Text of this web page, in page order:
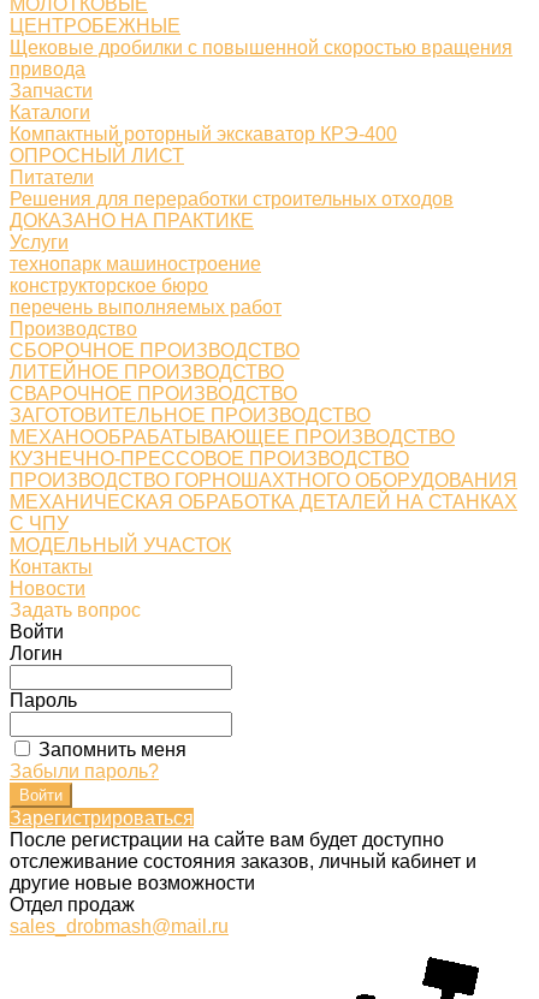
МОЛОТКОВЫЕ
ЦЕНТРОБЕЖНЫЕ
Щековые дробилки с повышенной скоростью вращения
привода
Запчасти
Каталоги
Компактный роторный экскаватор КРЭ-400
ОПРОСНЫЙ ЛИСТ
Питатели
Решения для переработки строительных отходов
ДОКАЗАНО НА ПРАКТИКЕ
Услуги
технопарк машиностроение
конструкторское бюро
перечень выполняемых работ
Производство
СБОРОЧНОЕ ПРОИЗВОДСТВО
ЛИТЕЙНОЕ ПРОИЗВОДСТВО
СВАРОЧНОЕ ПРОИЗВОДСТВО
ЗАГОТОВИТЕЛЬНОЕ ПРОИЗВОДСТВО
МЕХАНООБРАБАТЫВАЮЩЕЕ ПРОИЗВОДСТВО
КУЗНЕЧНО-ПРЕССОВОЕ ПРОИЗВОДСТВО
ПРОИЗВОДСТВО ГОРНОШАХТНОГО ОБОРУДОВАНИЯ
МЕХАНИЧЕСКАЯ ОБРАБОТКА ДЕТАЛЕЙ НА СТАНКАХ
С ЧПУ
МОДЕЛЬНЫЙ УЧАСТОК
Контакты
Новости
Задать вопрос
Войти
Логин
Пароль
Запомнить меня
Забыли пароль?
Зарегистрироваться
После регистрации на сайте вам будет доступно
отслеживание состояния заказов, личный кабинет и
другие новые возможности
Отдел продаж
sales_drobmash@mail.ru